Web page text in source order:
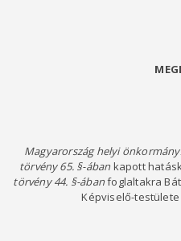
Magyarország helyi
törvény 65. §-ában kapott
törvény 44. §-ábanfoglaltakra
Képviselő-testülete